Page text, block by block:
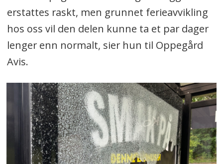
erstattes raskt, men grunnet ferieavvikling
hos oss vil den delen kunne ta et par dager
lenger enn normalt, sier hun til Oppegård
Avis.